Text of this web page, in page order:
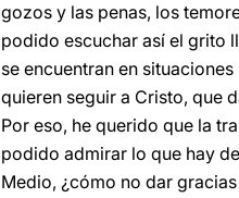
gozos y las penas, los
podido escuchar así el grito
se encuentran en
quieren seguir a Cristo, que
Por eso, he querido que la
podido admirar lo que hay
Medio, ¿cómo no dar